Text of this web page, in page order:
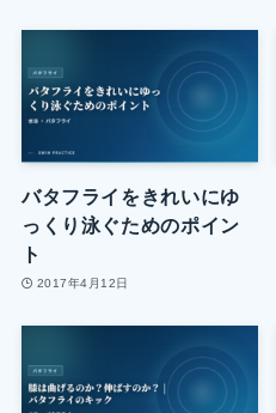
バタフライをきれいにゆ
っくり泳ぐためのポイン
ト
2017年4月12日